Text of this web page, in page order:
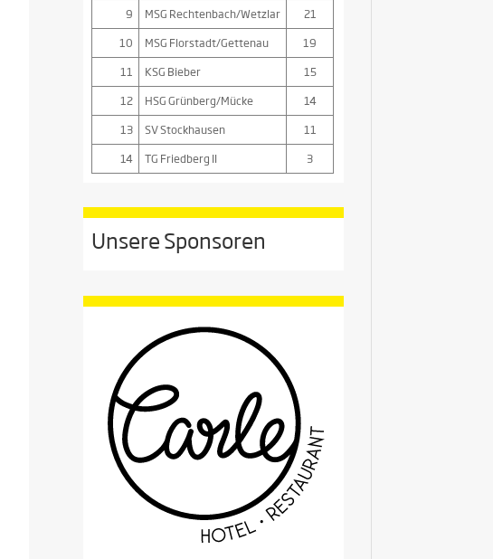
9
MSG Rechtenbach/Wetzlar
21
10
MSG Florstadt/Gettenau
19
11
KSG Bieber
15
12
HSG Grünberg/Mücke
14
13
SV Stockhausen
11
14
TG Friedberg II 3
Unsere Sponsoren